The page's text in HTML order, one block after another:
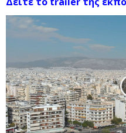
Πρόγραμμα
Αναπαραγωγής